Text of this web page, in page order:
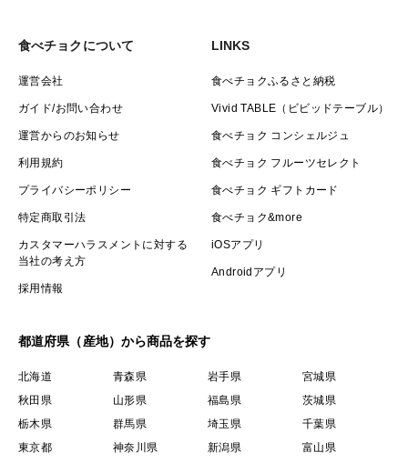
食べチョクについて
運営会社
ガイド/お問い合わせ
運営からのお知らせ
利用規約
プライバシーポリシー
特定商取引法
カスタマーハラスメントに対する
当社の考え方
採用情報
LINKS
食べチョクふるさと納税
Vivid TABLE（ビビッドテーブル）
食べチョク コンシェルジュ
食べチョク フルーツセレクト
食べチョク ギフトカード
食べチョク&more
iOSアプリ
Androidアプリ
都道府県（産地）から商品を探す
北海道 青森県 岩手県
宮城県
秋田県
山形県 福島県
茨城県
栃木県
群馬県 埼玉県
千葉県
東京都
神奈川県 新潟県 富山県